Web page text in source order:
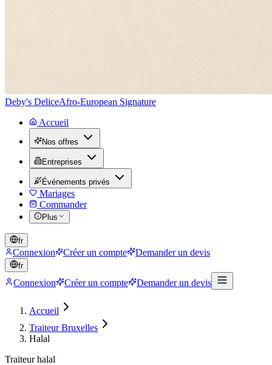
Deby's DeliceAfro-European Signature
Accueil
Nos offres
Entreprises
Événements privés
Mariages
Commander
Plus
fr
Connexion Créer un compte Demander un devis
fr
Connexion Créer un compte Demander un devis
Accueil
Traiteur Bruxelles
Halal
Traiteur halal